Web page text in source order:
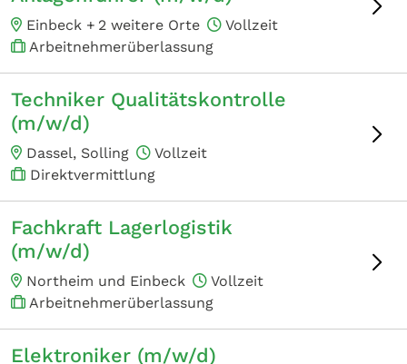
Einbeck + 2 weitere Orte
Vollzeit
Arbeitnehmerüberlassung
Techniker Qualitätskontrolle
(m/w/d)
Dassel, Solling
Vollzeit
Direktvermittlung
Fachkraft Lagerlogistik
(m/w/d)
Northeim und Einbeck
Vollzeit
Arbeitnehmerüberlassung
Elektroniker (m/w/d)